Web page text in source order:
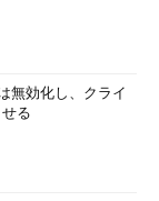
無効化し、クライ
る